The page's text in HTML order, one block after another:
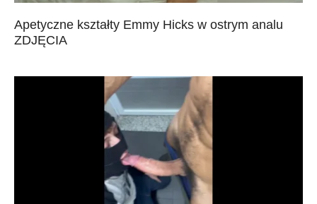
Apetyczne kształty Emmy Hicks w ostrym analu
ZDJĘCIA